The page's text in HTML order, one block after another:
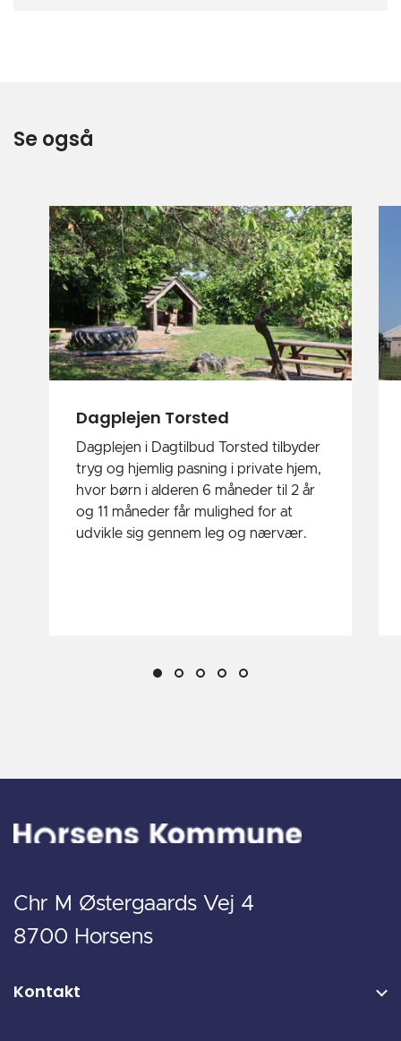
Se også
Dagplejen Torsted
Dagplejen i Dagtilbud Torsted tilbyder
tryg og hjemlig pasning i private hjem,
hvor børn i alderen 6 måneder til 2 år
og 11 måneder får mulighed for at
udvikle sig gennem leg og nærvær.
Chr M Østergaards Vej 4
8700 Horsens
Kontakt